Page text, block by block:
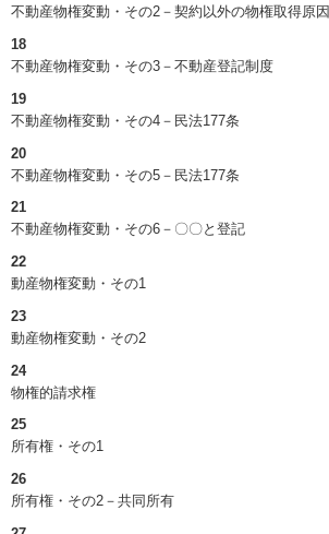
不動産物権変動・その2－契約以外の物権取得原因
18
不動産物権変動・その3－不動産登記制度
19
不動産物権変動・その4－民法177条
20
不動産物権変動・その5－民法177条
21
不動産物権変動・その6－〇〇と登記
22
動産物権変動・その1
23
動産物権変動・その2
24
物権的請求権
25
所有権・その1
26
所有権・その2－共同所有